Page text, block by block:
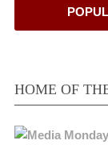
HOME OF